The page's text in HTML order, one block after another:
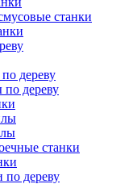
станки
дереву
дереву
станки
дереву